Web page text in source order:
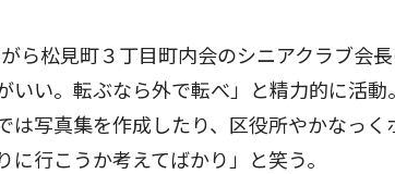
ら松見町３丁目町内会のシニアクラブ会
いい。転ぶなら外で転べ」と精力的に活
は写真集を作成したり、区役所やかなっ
に行こうか考えてばかり」と笑う。